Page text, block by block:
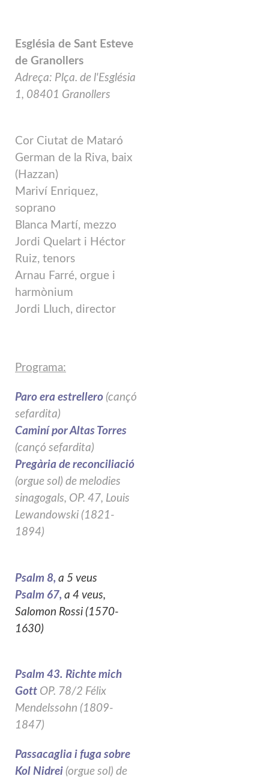
Església de Sant Esteve
de Granollers
Adreça: Plça. de l'Església
1, 08401 Granollers
Cor Ciutat de Mataró
German de la Riva, baix
(Hazzan)
Mariví Enriquez,
soprano
Blanca Martí, mezzo
Jordi Quelart i Héctor
Ruiz, tenors
Arnau Farré, orgue i
harmònium
Jordi Lluch, director
Programa:
Paro era estrellero (cançó
sefardita)
Caminí por Altas Torres
(cançó sefardita)
Pregària de reconciliació
(orgue sol) de melodies
sinagogals, OP. 47, Louis
Lewandowski (1821-
1894)
Psalm 8, a 5 veus
Psalm 67, a 4 veus,
Salomon Rossi (1570-
1630)
Psalm 43. Richte mich
Gott OP. 78/2 Félix
Mendelssohn (1809-
1847)
Passacaglia i fuga sobre
Kol Nidrei (orgue sol) de